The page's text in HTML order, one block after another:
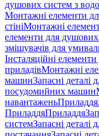
душових систем з
Монтажні елементи
стініМонтажні
елементи для
змішувачів для
Інсталяційні
приладівМонтажні
машинЗапасні деталі
посудомийних машин
навантаженьПриладдя
ПриладдяПриладдя
системЗапасні деталі